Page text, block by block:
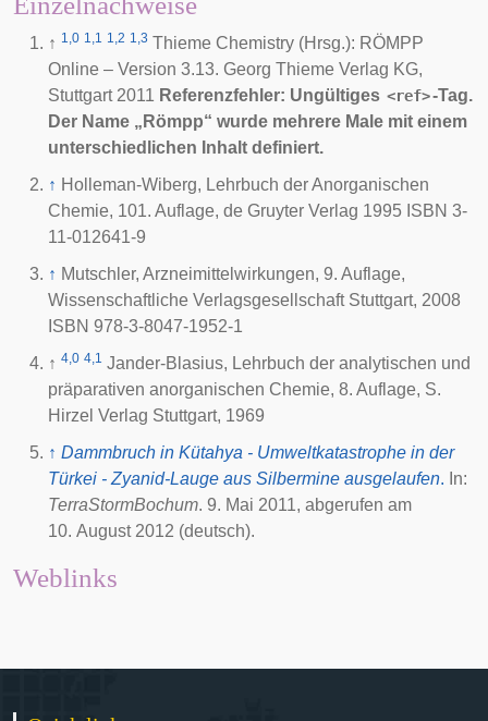
↑ 1,0 1,1 1,2 1,3 Thieme Chemistry (Hrsg.): RÖMPP
Online – Version 3.13. Georg Thieme Verlag KG,
Stuttgart 2011 Referenzfehler: Ungültiges <ref>-Tag.
Der Name „Römpp“ wurde mehrere Male mit einem
unterschiedlichen Inhalt definiert.
↑ Holleman-Wiberg, Lehrbuch der Anorganischen
Chemie, 101. Auflage, de Gruyter Verlag 1995 ISBN 3-
11-012641-9
↑ Mutschler, Arzneimittelwirkungen, 9. Auflage,
Wissenschaftliche Verlagsgesellschaft Stuttgart, 2008
ISBN 978-3-8047-1952-1
↑ 4,0 4,1 Jander-Blasius, Lehrbuch der analytischen und
präparativen anorganischen Chemie, 8. Auflage, S.
Hirzel Verlag Stuttgart, 1969
↑ Dammbruch in Kütahya - Umweltkatastrophe in der
Türkei - Zyanid-Lauge aus Silbermine ausgelaufen. In:
TerraStormBochum. 9. Mai 2011, abgerufen am
10. August 2012 (deutsch).
Weblinks